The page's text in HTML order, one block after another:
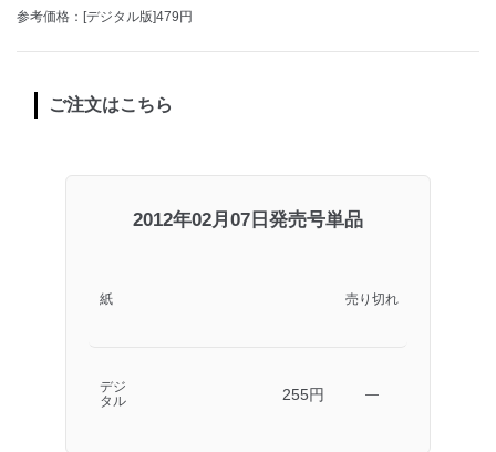
参考価格：[デジタル版]479円
ご注文はこちら
2012年02月07日発売号単品
紙 売り切れ
デジ
タル
255円 ―